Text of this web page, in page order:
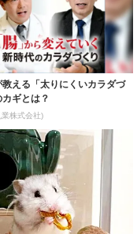
教える「太りにくいカラダづ
カギとは？
業株式会社)